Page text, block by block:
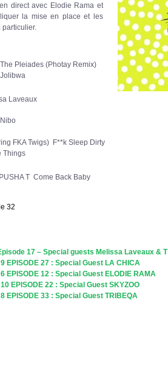
direct avec Elodie Rama et
la mise en place et les
Pleiades (Photay Remix)
Laveaux
FKA Twigs) F**k Sleep Dirty
Things
T Come Back Baby
32
17 – Special guests Melissa Laveaux &
EPISODE 27 : Special Guest LA CHICA
EPISODE 12 : Special Guest ELODIE RAMA
EPISODE 22 : Special Guest SKYZOO
EPISODE 33 : Special Guest TRIBEQA